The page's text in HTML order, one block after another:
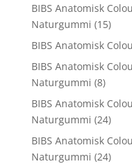
BIBS Anatomisk
Naturgummi (15)
BIBS Anatomisk
BIBS Anatomisk
Naturgummi (8)
BIBS Anatomisk
Naturgummi (24)
BIBS Anatomisk
Naturgummi (24)